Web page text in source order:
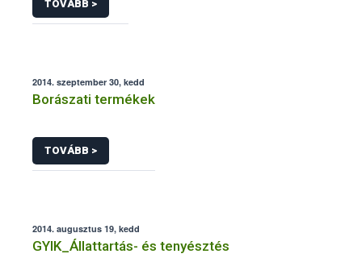
TOVÁBB >
2014. szeptember 30, kedd
Borászati termékek
TOVÁBB >
2014. augusztus 19, kedd
GYIK_Állattartás- és tenyésztés